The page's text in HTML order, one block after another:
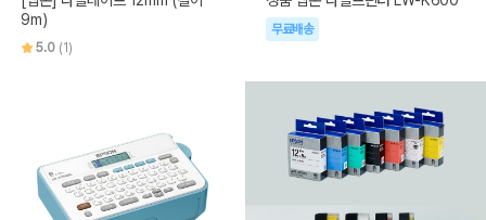
9m)
5.0 (1)
무료배송